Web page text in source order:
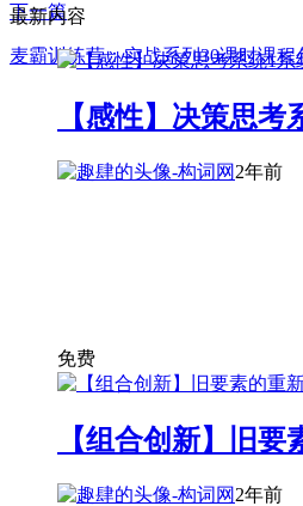
下一篇
麦霸训练营：实战系列30课时课程
最新内容
【感性】决策思考
2年前
免费
【组合创新】旧要
2年前